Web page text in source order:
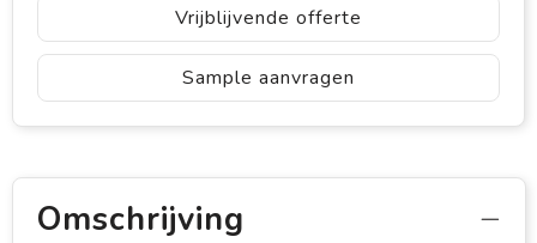
Vrijblijvende offerte
Sample aanvragen
Omschrijving